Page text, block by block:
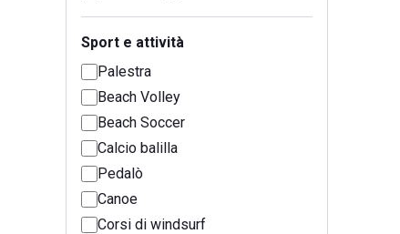
Sport e attività
Palestra
Beach Volley
Beach Soccer
Calcio balilla
Pedalò
Canoe
Corsi di windsurf